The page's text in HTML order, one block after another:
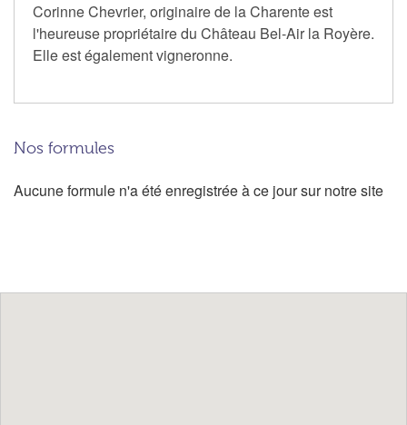
Corinne Chevrier, originaire de la Charente est
l'heureuse propriétaire du Château Bel-Air la Royère.
Elle est également vigneronne.
Nos formules
Aucune formule n'a été enregistrée à ce jour sur notre site